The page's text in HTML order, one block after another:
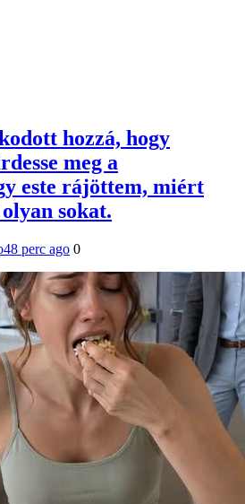
hozzá, hogy
meg a
este rájöttem, miért
sokat.
48 perc ago 0